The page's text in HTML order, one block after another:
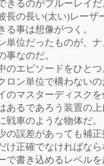
きるのがブルーレイだ
長の長い(太い)レーザ
る事は想像がつく。
単位だったものが、
事なのだ。
のエピソードをひとつ
ロン単位で構わない
のマスターディスク
あるであろう装置の
戦車のような物体だ。
の誤差があっても補
け正確でなければな
で書き込めるレベル